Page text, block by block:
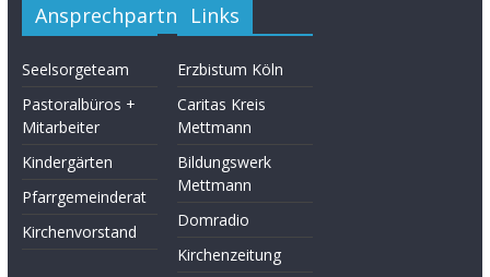
Ansprechpartner
Seelsorgeteam
Pastoralbüros +
Mitarbeiter
Kindergärten
Pfarrgemeinderat
Kirchenvorstand
Links
Erzbistum Köln
Caritas Kreis
Mettmann
Bildungswerk
Mettmann
Domradio
Kirchenzeitung